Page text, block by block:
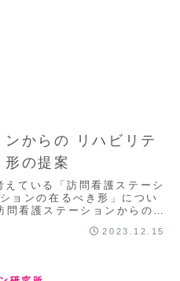
からの リハビリテ
形の提案
ている「訪問看護ステーシ
ョンの在るべき形」につい
看護ステーションからのリ
2023.12.15